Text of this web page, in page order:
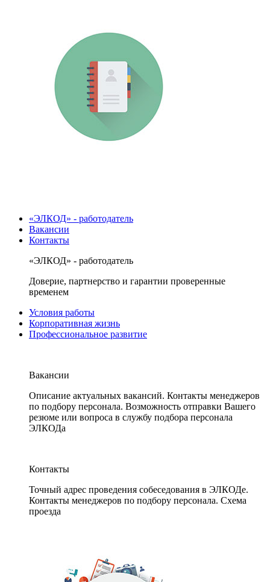
«ЭЛКОД» - работодатель
Вакансии
Контакты
«ЭЛКОД» - работодатель
Доверие, партнерство и гарантии проверенные
временем
Условия работы
Корпоративная жизнь
Профессиональное развитие
Вакансии
Описание актуальных вакансий. Контакты менеджеров
по подбору персонала. Возможность отправки Вашего
резюме или вопроса в службу подбора персонала
ЭЛКОДа
Контакты
Точный адрес проведения собеседования в ЭЛКОДе.
Контакты менеджеров по подбору персонала. Схема
проезда